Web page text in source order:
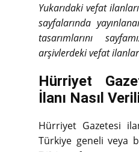
Yukarıdaki vefat
sayfalarında
tasarımlarını
arşivlerdeki vefat
Hürriyet
İlanı Nasıl
Hürriyet Gazetesi
Türkiye geneli veya